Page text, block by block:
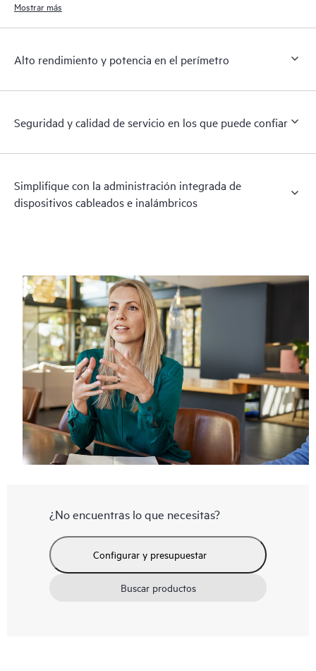
Mostrar más
Alto rendimiento y potencia en el perímetro
Seguridad y calidad de servicio en los que puede confiar
Simplifique con la administración integrada de
dispositivos cableados e inalámbricos
¿No encuentras lo que necesitas?
Configurar y presupuestar
Buscar productos